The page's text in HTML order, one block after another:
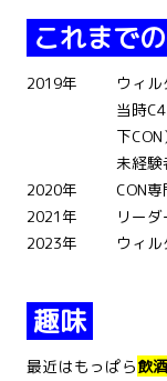
これまで
2019年
ウィ
当時
下
未経
2020年
CON
2021年
リー
2023年
ウィ
趣味
最近はもっぱら飲